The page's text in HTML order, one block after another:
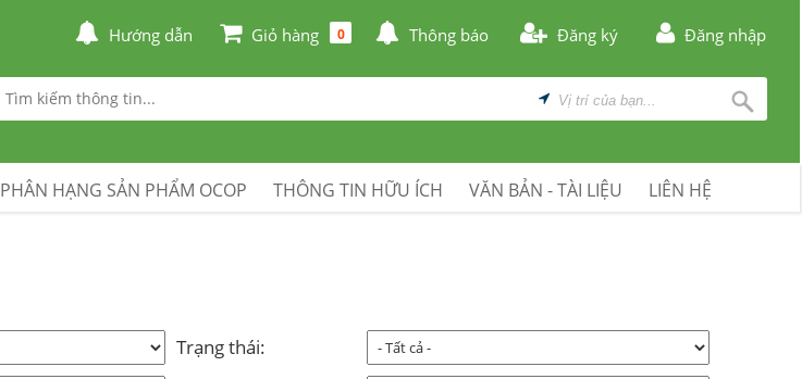
Hướng dẫn Giỏ hàng 0 Thông báo Đăng ký Đăng nhập
PHÂN HẠNG SẢN PHẨM OCOP THÔNG TIN HỮU ÍCH VĂN BẢN - TÀI LIỆU LIÊN HỆ
Trạng thái: